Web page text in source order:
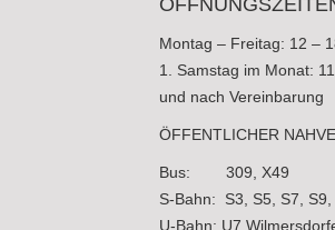
Montag – Freitag: 12 –
1. Samstag im Monat:
und nach Vereinbarung
ÖFFENTLICHER
Bus: 309, X49
S-Bahn: S3, S5, S7,
U-Bahn: U7